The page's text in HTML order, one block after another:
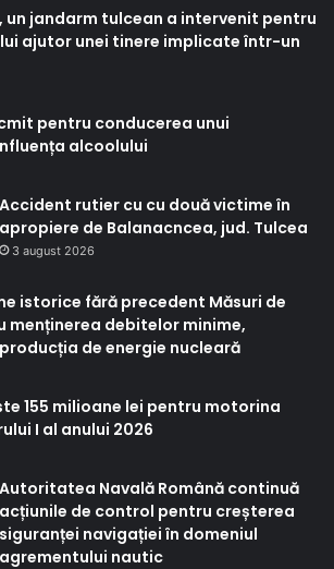
un jandarm tulcean a intervenit pentru
ajutor unei tinere implicate într-un
pentru conducerea unui
alcoolului
Accident rutier cu cu două victime în
apropiere de Balanacncea, jud. Tulcea
3 august 2026
istorice fără precedent Măsuri de
menținerea debitelor minime,
de energie nucleară
155 milioane lei pentru motorina
I al anului 2026
Autoritatea Navală Română continuă
acțiunile de control pentru creșterea
siguranței navigației în domeniul
agrementului nautic